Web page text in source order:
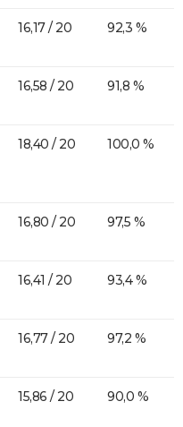
16,17 / 20 92,3 %
16,58 / 20 91,8 %
18,40 / 20 100,0 %
16,80 / 20 97,5 %
16,41 / 20 93,4 %
16,77 / 20 97,2 %
15,86 / 20 90,0 %